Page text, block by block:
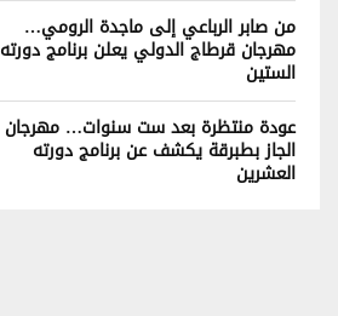
من صابر الرباعي إلى ماجدة الرومي…
مهرجان قرطاج الدولي يعلن برنامج دورته
الستين
عودة منتظرة بعد ست سنوات… مهرجان
الجاز بطبرقة يكشف عن برنامج دورته
العشرين